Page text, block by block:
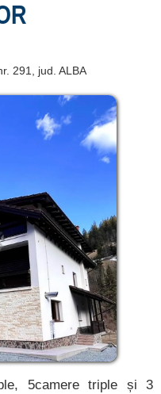
291, jud. ALBA
5camere triple și 3